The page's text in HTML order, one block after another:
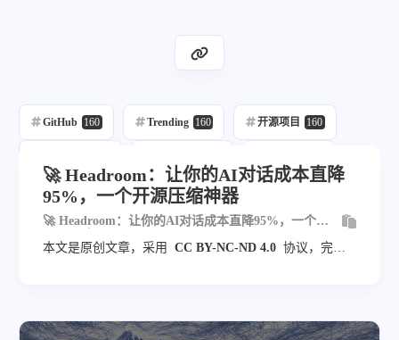
GitHub 160 Trending 160 开源项目 160
Llm 12
🚀 Headroom：让你的AI对话成本直降
95%，一个开源压缩神器
🚀 Headroom：让你的AI对话成本直降95%，一个开
本文是原创文章，采用
CC BY-NC-ND 4.0 协议，完整